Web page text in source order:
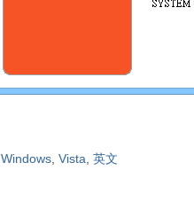
Windows Vista 英文